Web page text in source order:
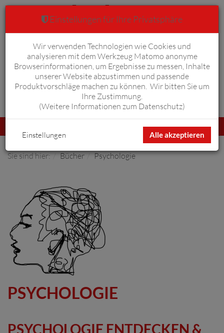
Anmelden Warenkorb 0
umschalten
Sie sind hier: Bücher Psychologie
PSYCHOLOGIE
PSYCHOLOGIE ENTDECKEN &
Einstellungen für Ihre Privatsphäre
Wir verwenden Technologien wie Cookies und
analysieren mit dem Werkzeug Matomo anonyme
Browserinformationen, um Ergebnisse zu messen, Inhalte
unserer Website abzustimmen und passende
Produktvorschläge machen zu können. Wir bitten Sie um
Ihre Zustimmung.
(Weitere Informationen zum Datenschutz)
Alle akzeptieren
Einstellungen